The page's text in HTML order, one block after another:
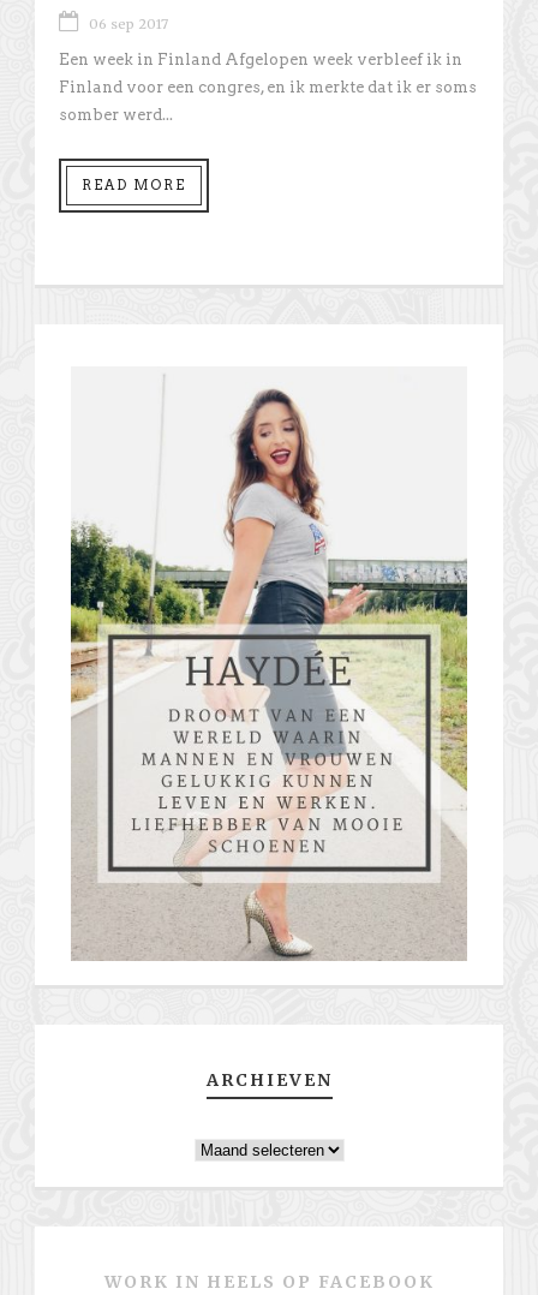
06 sep 2017
Een week in Finland Afgelopen week verbleef ik in
Finland voor een congres, en ik merkte dat ik er soms
somber werd...
READ MORE
ARCHIEVEN
Archieven
WORK IN HEELS OP FACEBOOK